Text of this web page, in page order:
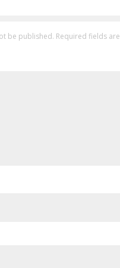
be published. Required fields